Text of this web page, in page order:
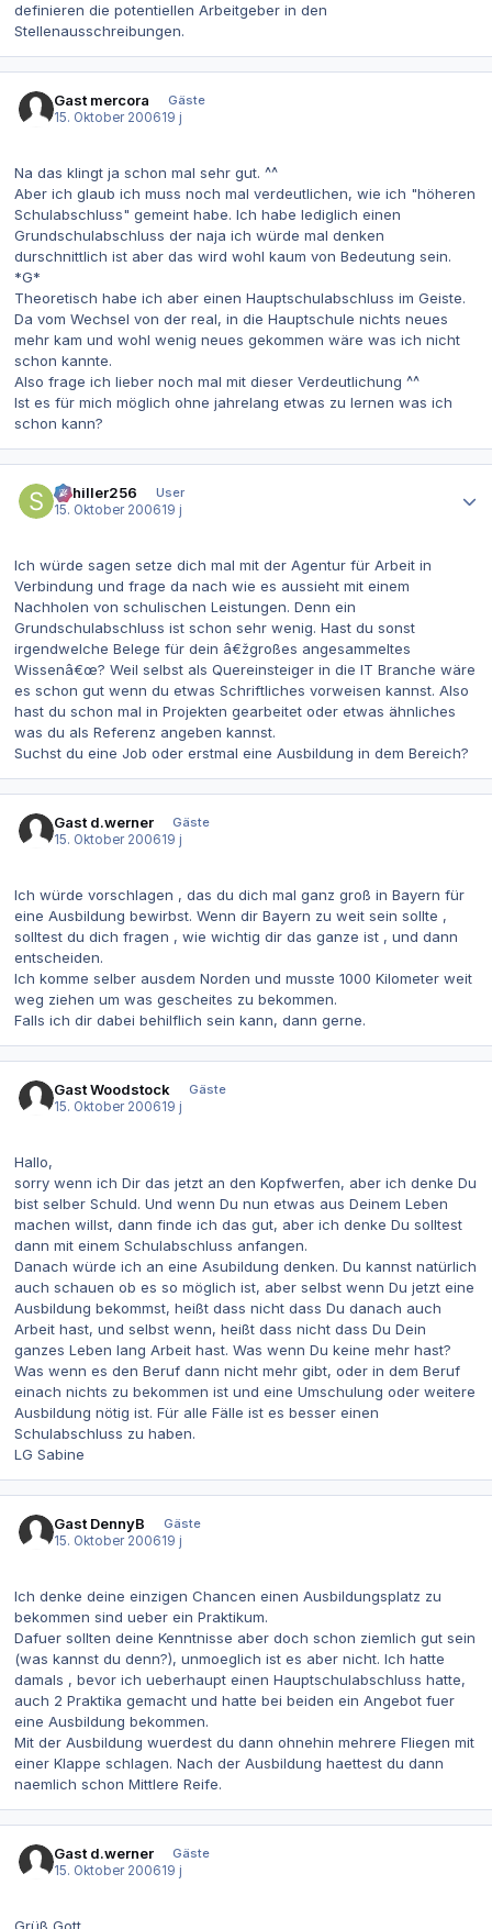
definieren die potentiellen Arbeitgeber in den
Stellenausschreibungen.
Gast mercora
Gäste
15. Oktober 200619 j
Na das klingt ja schon mal sehr gut. ^^
Aber ich glaub ich muss noch mal verdeutlichen, wie ich "höheren
Schulabschluss" gemeint habe. Ich habe lediglich einen
Grundschulabschluss der naja ich würde mal denken
durschnittlich ist aber das wird wohl kaum von Bedeutung sein.
*G*
Theoretisch habe ich aber einen Hauptschulabschluss im Geiste.
Da vom Wechsel von der real, in die Hauptschule nichts neues
mehr kam und wohl wenig neues gekommen wäre was ich nicht
schon kannte.
Also frage ich lieber noch mal mit dieser Verdeutlichung ^^
Ist es für mich möglich ohne jahrelang etwas zu lernen was ich
schon kann?
Schiller256
User
15. Oktober 200619 j
Ich würde sagen setze dich mal mit der Agentur für Arbeit in
Verbindung und frage da nach wie es aussieht mit einem
Nachholen von schulischen Leistungen. Denn ein
Grundschulabschluss ist schon sehr wenig. Hast du sonst
irgendwelche Belege für dein â€žgroßes angesammeltes
Wissenâ€œ? Weil selbst als Quereinsteiger in die IT Branche wäre
es schon gut wenn du etwas Schriftliches vorweisen kannst. Also
hast du schon mal in Projekten gearbeitet oder etwas ähnliches
was du als Referenz angeben kannst.
Suchst du eine Job oder erstmal eine Ausbildung in dem Bereich?
Gast d.werner
Gäste
15. Oktober 200619 j
Ich würde vorschlagen , das du dich mal ganz groß in Bayern für
eine Ausbildung bewirbst. Wenn dir Bayern zu weit sein sollte ,
solltest du dich fragen , wie wichtig dir das ganze ist , und dann
entscheiden.
Ich komme selber ausdem Norden und musste 1000 Kilometer weit
weg ziehen um was gescheites zu bekommen.
Falls ich dir dabei behilflich sein kann, dann gerne.
Gast Woodstock
Gäste
15. Oktober 200619 j
Hallo,
sorry wenn ich Dir das jetzt an den Kopfwerfen, aber ich denke Du
bist selber Schuld. Und wenn Du nun etwas aus Deinem Leben
machen willst, dann finde ich das gut, aber ich denke Du solltest
dann mit einem Schulabschluss anfangen.
Danach würde ich an eine Asubildung denken. Du kannst natürlich
auch schauen ob es so möglich ist, aber selbst wenn Du jetzt eine
Ausbildung bekommst, heißt dass nicht dass Du danach auch
Arbeit hast, und selbst wenn, heißt dass nicht dass Du Dein
ganzes Leben lang Arbeit hast. Was wenn Du keine mehr hast?
Was wenn es den Beruf dann nicht mehr gibt, oder in dem Beruf
einach nichts zu bekommen ist und eine Umschulung oder weitere
Ausbildung nötig ist. Für alle Fälle ist es besser einen
Schulabschluss zu haben.
LG Sabine
Gast DennyB
Gäste
15. Oktober 200619 j
Ich denke deine einzigen Chancen einen Ausbildungsplatz zu
bekommen sind ueber ein Praktikum.
Dafuer sollten deine Kenntnisse aber doch schon ziemlich gut sein
(was kannst du denn?), unmoeglich ist es aber nicht. Ich hatte
damals , bevor ich ueberhaupt einen Hauptschulabschluss hatte,
auch 2 Praktika gemacht und hatte bei beiden ein Angebot fuer
eine Ausbildung bekommen.
Mit der Ausbildung wuerdest du dann ohnehin mehrere Fliegen mit
einer Klappe schlagen. Nach der Ausbildung haettest du dann
naemlich schon Mittlere Reife.
Gast d.werner
Gäste
15. Oktober 200619 j
Grüß Gott,